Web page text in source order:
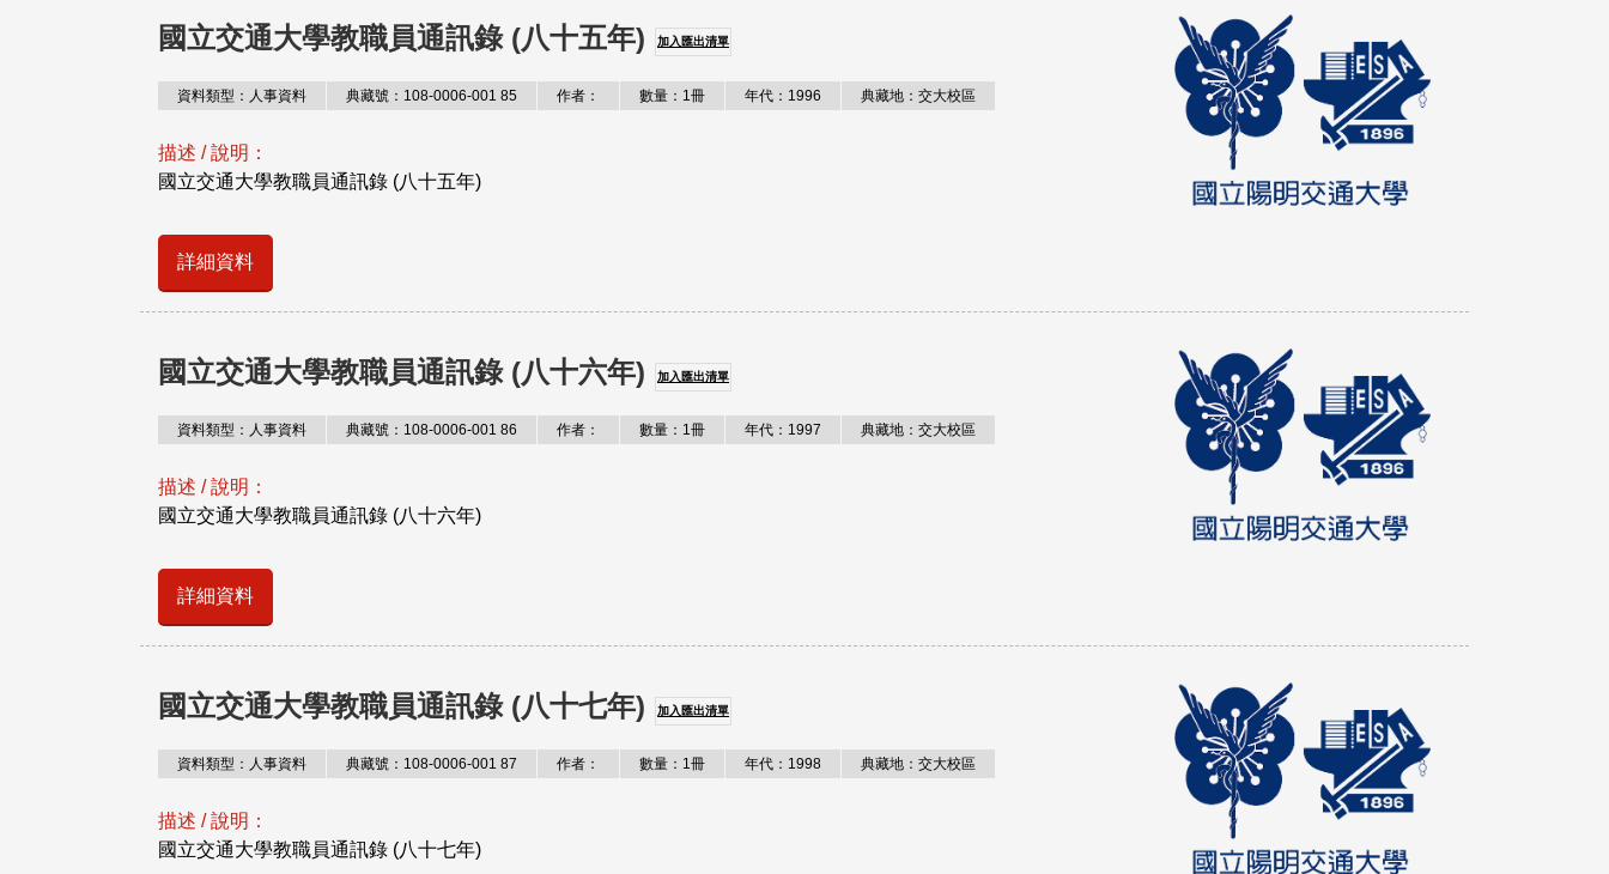
國立交通大學教職員通訊錄 (八十五年) 加入匯出清單
資料類型：人事資料 典藏號：108-0006-001 85 作者： 數量：1冊 年代：1996 典藏地：交大校區
描述 / 說明：
國立交通大學教職員通訊錄 (八十五年)
詳細資料
國立交通大學教職員通訊錄 (八十六年) 加入匯出清單
資料類型：人事資料 典藏號：108-0006-001 86 作者： 數量：1冊 年代：1997 典藏地：交大校區
描述 / 說明：
國立交通大學教職員通訊錄 (八十六年)
詳細資料
國立交通大學教職員通訊錄 (八十七年) 加入匯出清單
資料類型：人事資料 典藏號：108-0006-001 87 作者： 數量：1冊 年代：1998 典藏地：交大校區
描述 / 說明：
國立交通大學教職員通訊錄 (八十七年)